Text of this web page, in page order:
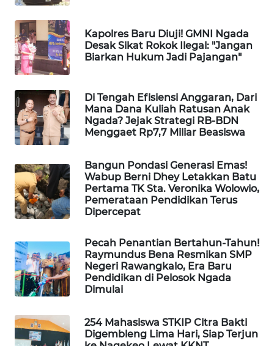
Kapolres Baru Diuji! GMNI Ngada
Desak Sikat Rokok Ilegal: "Jangan
Biarkan Hukum Jadi Pajangan"
Di Tengah Efisiensi Anggaran, Dari
Mana Dana Kuliah Ratusan Anak
Ngada? Jejak Strategi RB-BDN
Menggaet Rp7,7 Miliar Beasiswa
Bangun Pondasi Generasi Emas!
Wabup Berni Dhey Letakkan Batu
Pertama TK Sta. Veronika Wolowio,
Pemerataan Pendidikan Terus
Dipercepat
Pecah Penantian Bertahun-Tahun!
Raymundus Bena Resmikan SMP
Negeri Rawangkalo, Era Baru
Pendidikan di Pelosok Ngada
Dimulai
254 Mahasiswa STKIP Citra Bakti
Digembleng Lima Hari, Siap Terjun
KONSUMEN
LISTRIK
MASYARAKAT
WALINKI
ID
ID
MARTABAT
NET
PLN
WATCH
MKLI
LPKKI